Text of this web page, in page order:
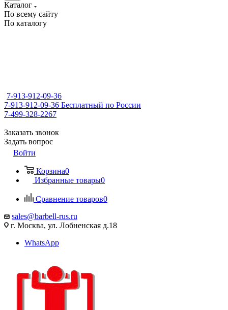
Каталог
По всему сайту
По каталогу
7-913-912-09-36
7-913-912-09-36 Бесплатный по России
7-499-328-2267
Заказать звонок
Задать вопрос
Войти
Корзина0
Избранные товары0
Сравнение товаров0
sales@barbell-rus.ru
г. Москва, ул. Лобненская д.18
WhatsApp